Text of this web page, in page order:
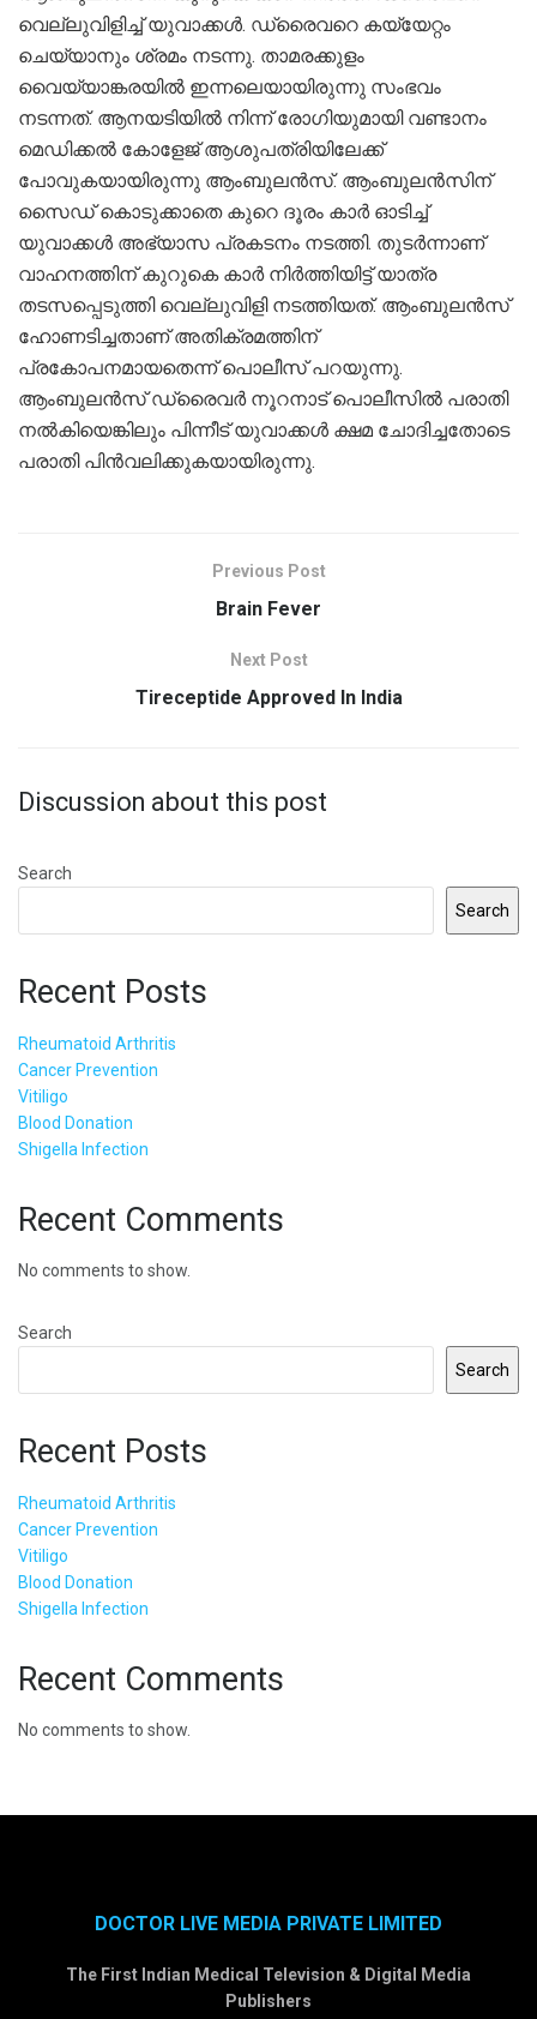
വെല്ലുവിളിച്ച് യുവാക്കൾ. ഡ്രൈവറെ കയ്യേറ്റം
ചെയ്യാനും ശ്രമം നടന്നു. താമരക്കുളം
വൈയ്യാങ്കരയിൽ ഇന്നലെയായിരുന്നു സംഭവം
നടന്നത്. ആനയടിയിൽ നിന്ന് രോഗിയുമായി വണ്ടാനം
മെഡിക്കൽ കോളേജ് ആശുപത്രിയിലേക്ക്
പോവുകയായിരുന്നു ആംബുലൻസ്. ആംബുലൻസിന്
സൈഡ് കൊടുക്കാതെ കുറെ ദൂരം കാർ ഓടിച്ച്
യുവാക്കൾ അഭ്യാസ പ്രകടനം നടത്തി. തുടർന്നാണ്
വാഹനത്തിന് കുറുകെ കാർ നിർത്തിയിട്ട് യാത്ര
തടസപ്പെടുത്തി വെല്ലുവിളി നടത്തിയത്. ആംബുലൻസ്
ഹോണടിച്ചതാണ് അതിക്രമത്തിന്
പ്രകോപനമായതെന്ന് പൊലീസ് പറയുന്നു.
ആംബുലൻസ് ഡ്രൈവർ നൂറനാട് പൊലീസിൽ പരാതി
നൽകിയെങ്കിലും പിന്നീട് യുവാക്കൾ ക്ഷമ ചോദിച്ചതോടെ
പരാതി പിൻവലിക്കുകയായിരുന്നു.
Previous Post
Brain Fever
Next Post
Tireceptide Approved In India
Discussion about this post
Search
Search
Recent Posts
Rheumatoid Arthritis
Cancer Prevention
Vitiligo
Blood Donation
Shigella Infection
Recent Comments
No comments to show.
Search
Search
Recent Posts
Rheumatoid Arthritis
Cancer Prevention
Vitiligo
Blood Donation
Shigella Infection
Recent Comments
No comments to show.
DOCTOR LIVE MEDIA PRIVATE LIMITED
The First Indian Medical Television & Digital Media
Publishers